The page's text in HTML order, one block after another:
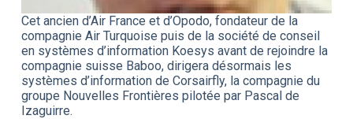
Cet ancien d’Air France et d’Opodo, fondateur de la
compagnie Air Turquoise puis de la société de conseil
en systèmes d’information Koesys avant de rejoindre la
compagnie suisse Baboo, dirigera désormais les
systèmes d’information de Corsairfly, la compagnie du
groupe Nouvelles Frontières pilotée par Pascal de
Izaguirre.